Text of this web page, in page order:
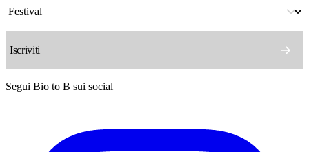
Segui Bio to B sui social